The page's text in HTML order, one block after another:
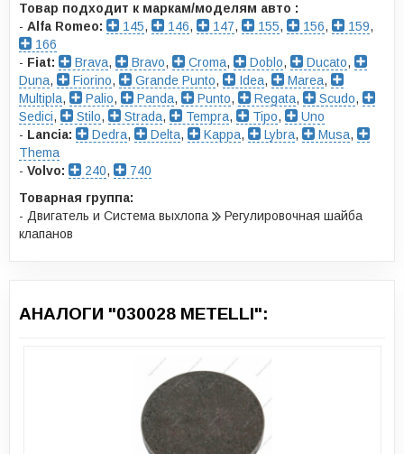
Товар подходит к маркам/моделям авто :
- Alfa Romeo: 145, 146, 147, 155, 156, 159,
166
- Fiat: Brava, Bravo, Croma, Doblo, Ducato,
Duna, Fiorino, Grande Punto, Idea, Marea,
Multipla, Palio, Panda, Punto, Regata, Scudo,
Sedici, Stilo, Strada, Tempra, Tipo,
Uno
- Lancia: Dedra, Delta, Kappa, Lybra, Musa,
Thema
- Volvo: 240,
740
Товарная группа:
- Двигатель и Система выхлопа
Регулировочная шайба
клапанов
АНАЛОГИ "030028 METELLI":